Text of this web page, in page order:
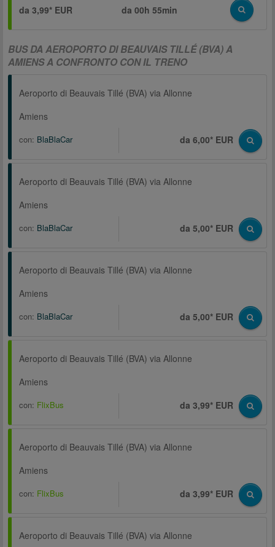
da 3,99* EUR
da00h 55min
BUS DA AEROPORTO DI BEAUVAIS TILLÉ (BVA) A
AMIENS A CONFRONTO CON IL TRENO
Aeroporto di Beauvais Tillé (BVA) via Allonne
Amiens
con: BlaBlaCar da 6,00* EUR
Aeroporto di Beauvais Tillé (BVA) via Allonne
Amiens
con: BlaBlaCar da 5,00* EUR
Aeroporto di Beauvais Tillé (BVA) via Allonne
Amiens
con: BlaBlaCar da 5,00* EUR
Aeroporto di Beauvais Tillé (BVA) via Allonne
Amiens
con: FlixBus da 3,99* EUR
Aeroporto di Beauvais Tillé (BVA) via Allonne
Amiens
con: FlixBus da 3,99* EUR
Aeroporto di Beauvais Tillé (BVA) via Allonne